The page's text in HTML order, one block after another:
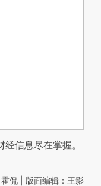
信息尽在掌握。
侃 | 版面编辑：王影